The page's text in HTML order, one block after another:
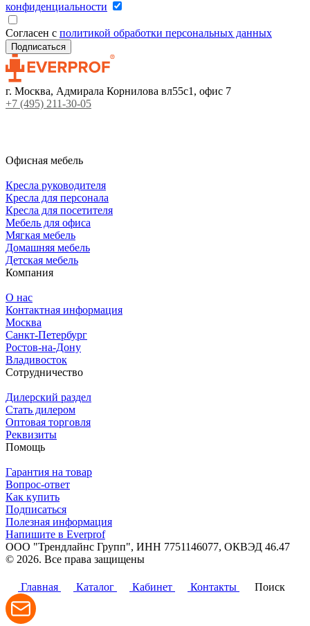
конфиденциальности
Согласен с политикой обработки персональных данных
г. Москва, Адмирала Корнилова вл55с1, офис 7
+7 (495) 211-30-05
Офисная мебель
Кресла руководителя
Кресла для персонала
Кресла для посетителя
Мебель для офиса
Мягкая мебель
Домашняя мебель
Детская мебель
Компания
О нас
Контактная информация
Москва
Санкт-Петербург
Ростов-на-Дону
Владивосток
Сотрудничество
Дилерский раздел
Стать дилером
Оптовая торговля
Реквизиты
Помощь
Гарантия на товар
Вопрос-ответ
Как купить
Подписаться
Полезная информация
Напишите в Everprof
ООО "Трендлайнс Групп", ИНН 7751146077, ОКВЭД 46.47
© 2026. Все права защищены
Главная
Каталог Кабинет Контакты Поиск